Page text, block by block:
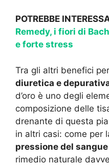
POTREBBE
Remedy, i fiori di
e forte stress
Tra gli altri benefici
diuretica e
d’oro è uno degli
composizione delle
drenante di questa
in altri casi: come per
pressione del sangue
rimedio naturale